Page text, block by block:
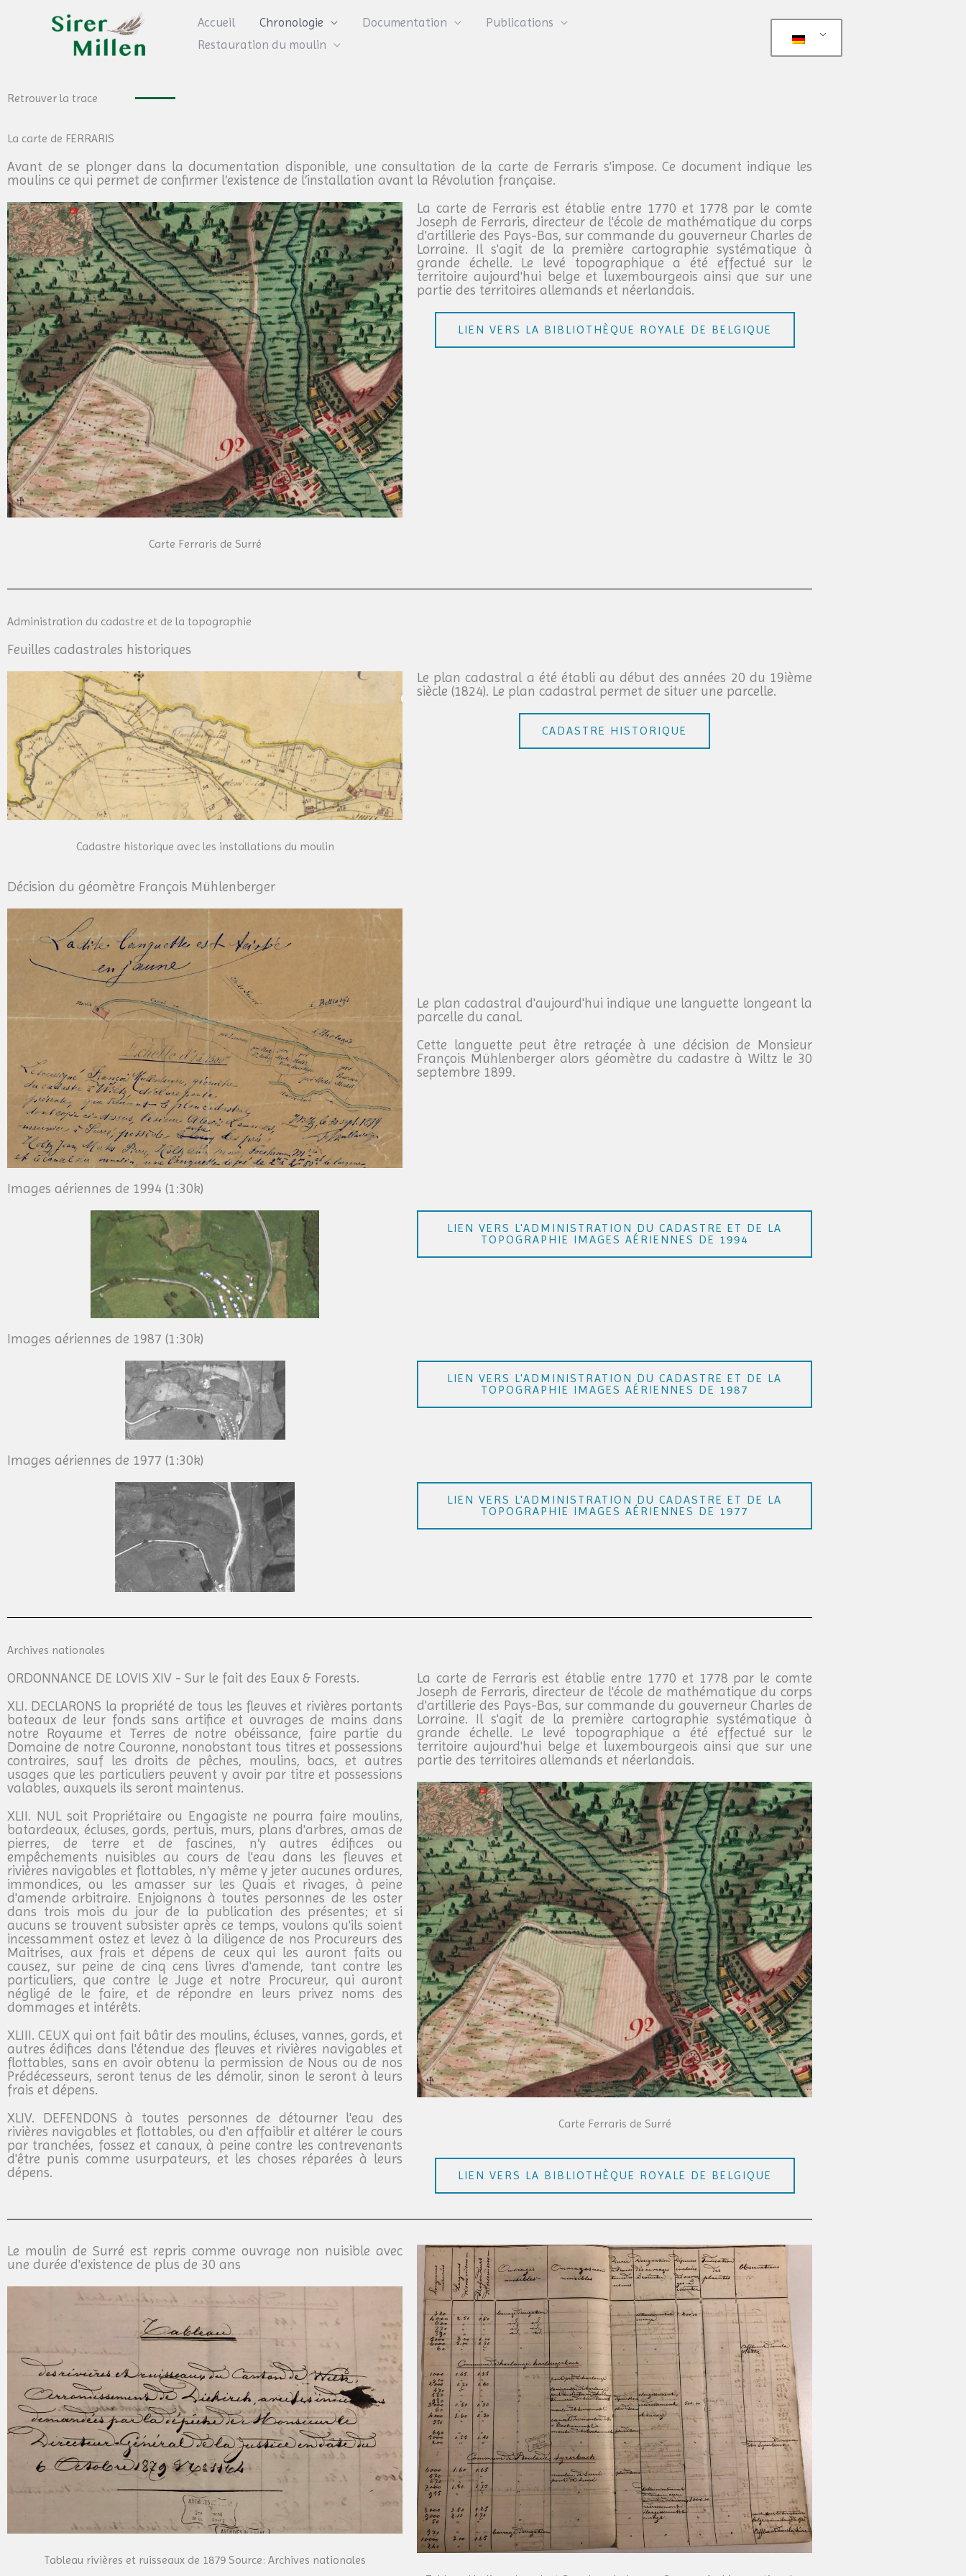
Accueil Chronologie Documentation
Publications
Restauration du moulin
Retrouver la trace
La carte de FERRARIS
Avant de se plonger dans la documentation disponible, une consultation de la carte de Ferraris s'impose. Ce document indique les
moulins ce qui permet de confirmer l’existence de l’installation avant la Révolution française.
Carte Ferraris de Surré
La carte de Ferraris est établie entre 1770 et 1778 par le comte
Joseph de Ferraris, directeur de l'école de mathématique du corps
d'artillerie des Pays-Bas, sur commande du gouverneur Charles de
Lorraine. Il s'agit de la première cartographie systématique à
grande échelle. Le levé topographique a été effectué sur le
territoire aujourd'hui belge et luxembourgeois ainsi que sur une
partie des territoires allemands et néerlandais.
LIEN VERS LA BIBLIOTHÈQUE ROYALE DE BELGIQUE
Administration du cadastre et de la topographie
Feuilles cadastrales historiques
Cadastre historique avec les installations du moulin
Le plan cadastral a été établi au début des années 20 du 19ième
siècle (1824). Le plan cadastral permet de situer une parcelle.
CADASTRE HISTORIQUE
Décision du géomètre François Mühlenberger
Le plan cadastral d'aujourd'hui indique une languette longeant la
parcelle du canal.
Cette languette peut être retraçée à une décision de Monsieur
François Mühlenberger alors géomètre du cadastre à Wiltz le 30
septembre 1899.
Images aériennes de 1994 (1:30k)
LIEN VERS L'ADMINISTRATION DU CADASTRE ET DE LA
TOPOGRAPHIE IMAGES AÉRIENNES DE 1994
Images aériennes de 1987 (1:30k)
LIEN VERS L'ADMINISTRATION DU CADASTRE ET DE LA
TOPOGRAPHIE IMAGES AÉRIENNES DE 1987
Images aériennes de 1977 (1:30k)
LIEN VERS L'ADMINISTRATION DU CADASTRE ET DE LA
TOPOGRAPHIE IMAGES AÉRIENNES DE 1977
Archives nationales
ORDONNANCE DE LOVIS XIV - Sur le fait des Eaux & Forests.
XLI. DECLARONS la propriété de tous les fleuves et rivières portants
bateaux de leur fonds sans artifice et ouvrages de mains dans
notre Royaume et Terres de notre obéissance, faire partie du
Domaine de notre Couronne, nonobstant tous titres et possessions
contraires, sauf les droits de pêches, moulins, bacs, et autres
usages que les particuliers peuvent y avoir par titre et possessions
valables, auxquels ils seront maintenus.
XLII. NUL soit Propriétaire ou Engagiste ne pourra faire moulins,
batardeaux, écluses, gords, pertuis, murs, plans d'arbres, amas de
pierres, de terre et de fascines, n’y autres édifices ou
empêchements nuisibles au cours de l'eau dans les fleuves et
rivières navigables et flottables, n’y même y jeter aucunes ordures,
immondices, ou les amasser sur les Quais et rivages, à peine
d'amende arbitraire. Enjoignons à toutes personnes de les oster
dans trois mois du jour de la publication des présentes; et si
aucuns se trouvent subsister après ce temps, voulons qu'ils soient
incessamment ostez et levez à la diligence de nos Procureurs des
Maitrises, aux frais et dépens de ceux qui les auront faits ou
causez, sur peine de cinq cens livres d'amende, tant contre les
particuliers, que contre le Juge et notre Procureur, qui auront
négligé de le faire, et de répondre en leurs privez noms des
dommages et intérêts.
XLIII. CEUX qui ont fait bâtir des moulins, écluses, vannes, gords, et
autres édifices dans l'étendue des fleuves et rivières navigables et
flottables, sans en avoir obtenu la permission de Nous ou de nos
Prédécesseurs, seront tenus de les démolir, sinon le seront à leurs
frais et dépens.
XLIV. DEFENDONS à toutes personnes de détourner l'eau des
rivières navigables et flottables, ou d'en affaiblir et altérer le cours
par tranchées, fossez et canaux, à peine contre les contrevenants
d'être punis comme usurpateurs, et les choses réparées à leurs
dépens.
La carte de Ferraris est établie entre 1770 et 1778 par le comte
Joseph de Ferraris, directeur de l'école de mathématique du corps
d'artillerie des Pays-Bas, sur commande du gouverneur Charles de
Lorraine. Il s'agit de la première cartographie systématique à
grande échelle. Le levé topographique a été effectué sur le
territoire aujourd'hui belge et luxembourgeois ainsi que sur une
partie des territoires allemands et néerlandais.
Carte Ferraris de Surré
LIEN VERS LA BIBLIOTHÈQUE ROYALE DE BELGIQUE
Le moulin de Surré est repris comme ouvrage non nuisible avec
une durée d'existence de plus de 30 ans
Tableau rivières et ruisseaux de 1879 Source: Archives nationales